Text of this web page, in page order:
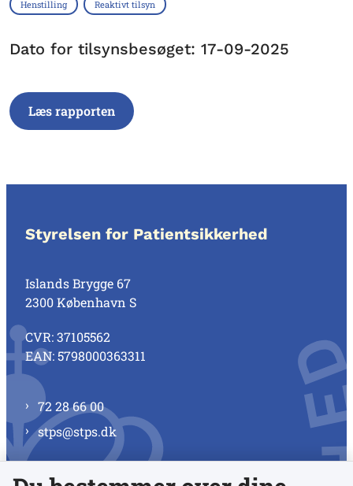
Henstilling Reaktivt tilsyn
Dato for tilsynsbesøget: 17-09-2025
Læs rapporten
Styrelsen for Patientsikkerhed
Islands Brygge 67
2300 København S
CVR: 37105562
EAN: 5798000363311
72 28 66 00
stps@stps.dk